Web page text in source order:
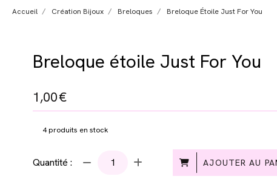
Accueil Création Bijoux Breloques Breloque Étoile Just For You
Breloque étoile Just For You
1,00€
4produits en stock
Quantité : AJOUTER AU